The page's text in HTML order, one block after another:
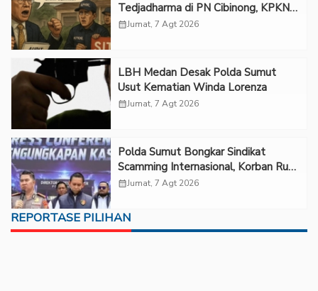
Tedjadharma di PN Cibinong, KPKNL
dan PUPN Mangkir
calendar_monthJumat, 7 Agt 2026
LBH Medan Desak Polda Sumut
Usut Kematian Winda Lorenza
calendar_monthJumat, 7 Agt 2026
Polda Sumut Bongkar Sindikat
Scamming Internasional, Korban Rugi
Rp6,7 Miliar
calendar_monthJumat, 7 Agt 2026
REPORTASE PILIHAN